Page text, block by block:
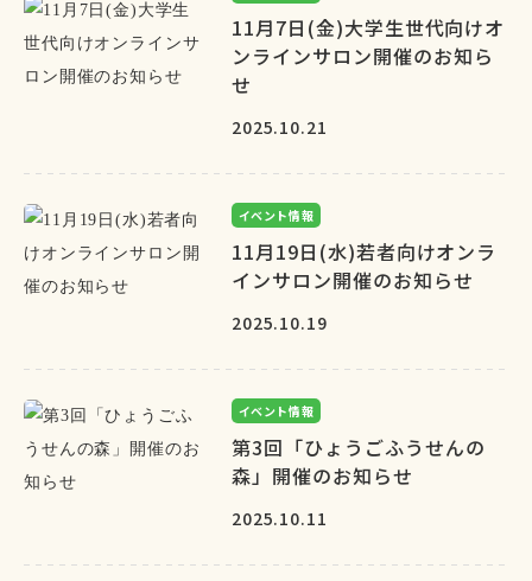
11月7日(金)大学生世代向けオ
ンラインサロン開催のお知ら
せ
2025.10.21
イベント情報
11月19日(水)若者向けオンラ
インサロン開催のお知らせ
2025.10.19
イベント情報
第3回「ひょうごふうせんの
森」開催のお知らせ
2025.10.11